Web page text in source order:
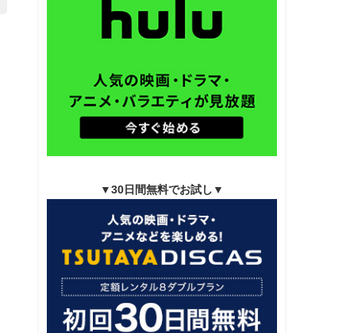
▼30日間無料でお試し▼